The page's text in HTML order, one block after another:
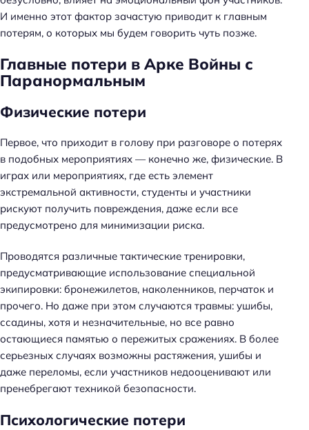
И именно этот фактор зачастую приводит к главным
потерям, о которых мы будем говорить чуть позже.
Главные потери в Арке Войны с
Паранормальным
Физические потери
Первое, что приходит в голову при разговоре о потерях
в подобных мероприятиях — конечно же, физические. В
играх или мероприятиях, где есть элемент
экстремальной активности, студенты и участники
рискуют получить повреждения, даже если все
предусмотрено для минимизации риска.
Проводятся различные тактические тренировки,
предусматривающие использование специальной
экипировки: бронежилетов, наколенников, перчаток и
прочего. Но даже при этом случаются травмы: ушибы,
ссадины, хотя и незначительные, но все равно
остающиеся памятью о пережитых сражениях. В более
серьезных случаях возможны растяжения, ушибы и
даже переломы, если участников недооценивают или
пренебрегают техникой безопасности.
Психологические потери